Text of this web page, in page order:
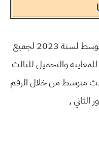
نتائج الدور الثاني لصفوف الثالث متوسط لسنة 2023 لجميع
والتحميل للثالث
الثالث متوسط من خلال الرقم